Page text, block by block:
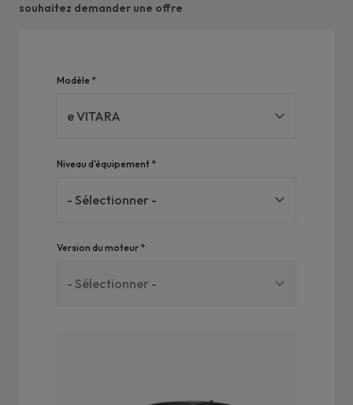
souhaitez demander une offre
Voiture
Requis
Modèle *
Niveau d'équipement *
Version du moteur *